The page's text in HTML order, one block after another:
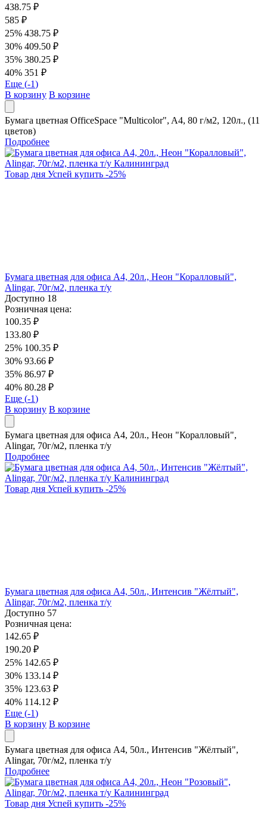
438.75 ₽
585 ₽
25% 438.75 ₽
30% 409.50 ₽
35% 380.25 ₽
40% 351 ₽
Еще (-1)
В корзину В корзине
Бумага цветная OfficeSpace "Multicolor", A4, 80 г/м2, 120л., (11
цветов)
Подробнее
Товар дня Успей купить -25%
Бумага цветная для офиса А4, 20л., Неон "Коралловый",
Alingar, 70г/м2, пленка т/у
Доступно 18
Розничная цена:
100.35 ₽
133.80 ₽
25% 100.35 ₽
30% 93.66 ₽
35% 86.97 ₽
40% 80.28 ₽
Еще (-1)
В корзину В корзине
Бумага цветная для офиса А4, 20л., Неон "Коралловый",
Alingar, 70г/м2, пленка т/у
Подробнее
Товар дня Успей купить -25%
Бумага цветная для офиса А4, 50л., Интенсив "Жёлтый",
Alingar, 70г/м2, пленка т/у
Доступно 57
Розничная цена:
142.65 ₽
190.20 ₽
25% 142.65 ₽
30% 133.14 ₽
35% 123.63 ₽
40% 114.12 ₽
Еще (-1)
В корзину В корзине
Бумага цветная для офиса А4, 50л., Интенсив "Жёлтый",
Alingar, 70г/м2, пленка т/у
Подробнее
Товар дня Успей купить -25%